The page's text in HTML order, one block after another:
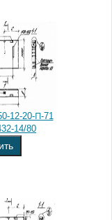
12-20-П-71
14/80